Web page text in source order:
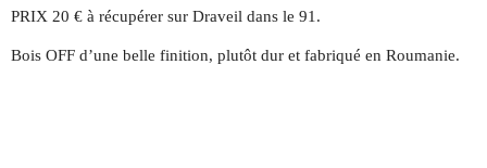
PRIX 20 € à récupérer sur Draveil dans le 91.
Bois OFF d’une belle finition, plutôt dur et fabriqué en Roumanie.